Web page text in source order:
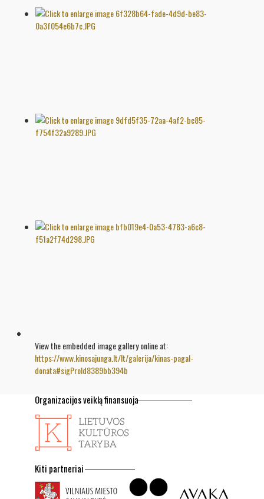
View the embedded image gallery online at:
https://www.kinosajunga.lt/lt/galerija/kinas-pagal-
donata#sigProId8389bb394b
Organizacijos veiklą finansuoja
Kiti partneriai